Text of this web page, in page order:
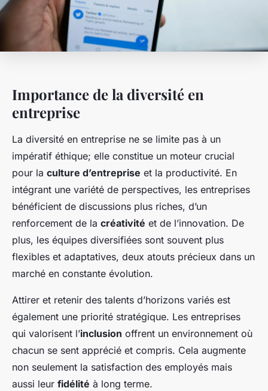
Importance de la diversité en
entreprise
La diversité en entreprise ne se limite pas à un
impératif éthique; elle constitue un moteur crucial
pour la culture d’entreprise et la productivité. En
intégrant une variété de perspectives, les entreprises
bénéficient de discussions plus riches, d’un
renforcement de la créativité et de l’innovation. De
plus, les équipes diversifiées sont souvent plus
flexibles et adaptatives, deux atouts précieux dans un
marché en constante évolution.
Attirer et retenir des talents d’horizons variés est
également une priorité stratégique. Les entreprises
qui valorisent l’inclusion offrent un environnement où
chacun se sent apprécié et compris. Cela augmente
non seulement la satisfaction des employés mais
aussi leur fidélité à long terme.